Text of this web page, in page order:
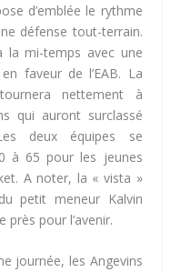
d’emblée le rythme
défense tout-terrain.
la mi-temps avec une
faveur de l’EAB. La
nettement à
qui auront surclassé
deux équipes se
à 65 pour les jeunes
A noter, la « vista »
petit meneur Kalvin
près pour l’avenir.
journée, les Angevins